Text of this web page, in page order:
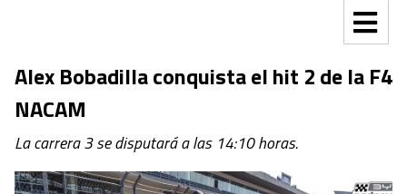
Alex Bobadilla conquista el hit 2 de la F4
NACAM
La carrera 3 se disputará a las 14:10 horas.